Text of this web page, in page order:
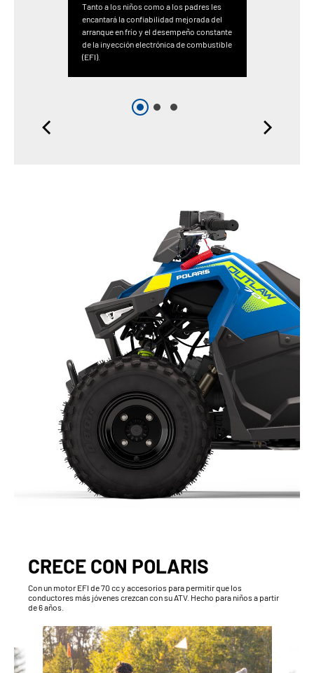
Tanto a los niños como a los padres les
encantará la confiabilidad mejorada del
arranque en frío y el desempeño constante
de la inyección electrónica de combustible
(EFI).
CRECE CON POLARIS
Con un motor EFI de 70 cc y accesorios para permitir que los
conductores más jóvenes crezcan con su ATV. Hecho para niños a partir
de 6 años.